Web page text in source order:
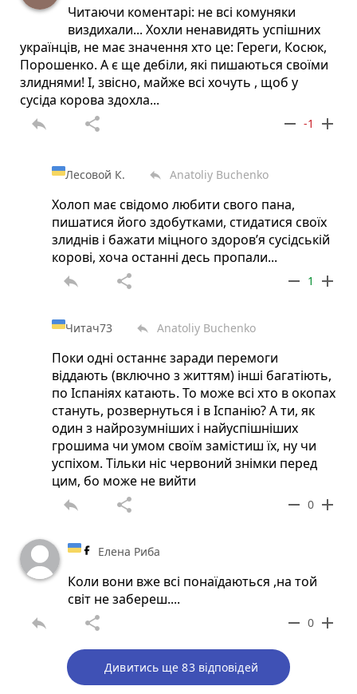
Читаючи коментарі: не всі комуняки
виздихали... Хохли ненавидять успішних
українців, не має значення хто це: Гереги, Косюк,
Порошенко. А є ще дебіли, які пишаються своїми
злиднями! І, звісно, майже всі хочуть , щоб у
сусіда корова здохла...
reply share remove -1 add
Лесовой К. reply Anatoliy Buchenko
Холоп має свідомо любити свого пана,
пишатися його здобутками, стидатися своїх
злиднів і бажати міцного здоровʼя сусідській
корові, хоча останні десь пропали...
reply share remove 1 add
Читач73 reply Anatoliy Buchenko
Поки одні останнє заради перемоги
віддають (включно з життям) інші багатіють,
по Іспаніях катають. То може всі хто в окопах
стануть, розвернуться і в Іспанію? А ти, як
один з найрозумніших і найуспішніших
грошима чи умом своїм замістиш їх, ну чи
успіхом. Тільки ніс червоний знімки перед
цим, бо може не вийти
reply share remove 0 add
Елена Риба
Коли вони вже всі понаїдаються ,на той
світ не забереш....
reply share remove 0 add
Дивитись ще 83 відповідей